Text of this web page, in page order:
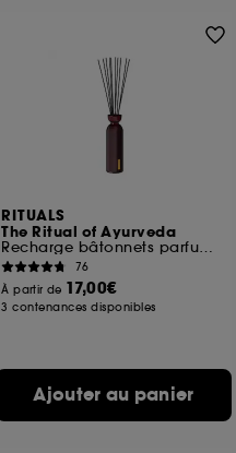
RITUALS
The Ritual of Ayurveda
Recharge bâtonnets parfumés
76
À partir de 17,00€
3 contenances disponibles
Ajouter au panier